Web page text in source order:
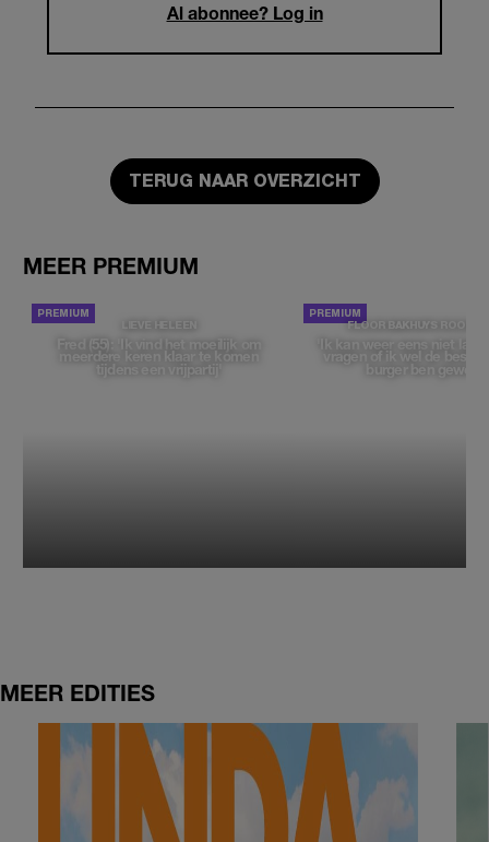
Al abonnee? Log in
TERUG NAAR OVERZICHT
MEER PREMIUM
LIEVE HELEEN
Fred (55): 'Ik vind het moeilijk om
meerdere keren klaar te komen
tijdens een vrijpartij'
FLOOR BAKHUYS
'Ik kan weer eens niet
vragen of ik wel de beste,
burger ben
MEER EDITIES